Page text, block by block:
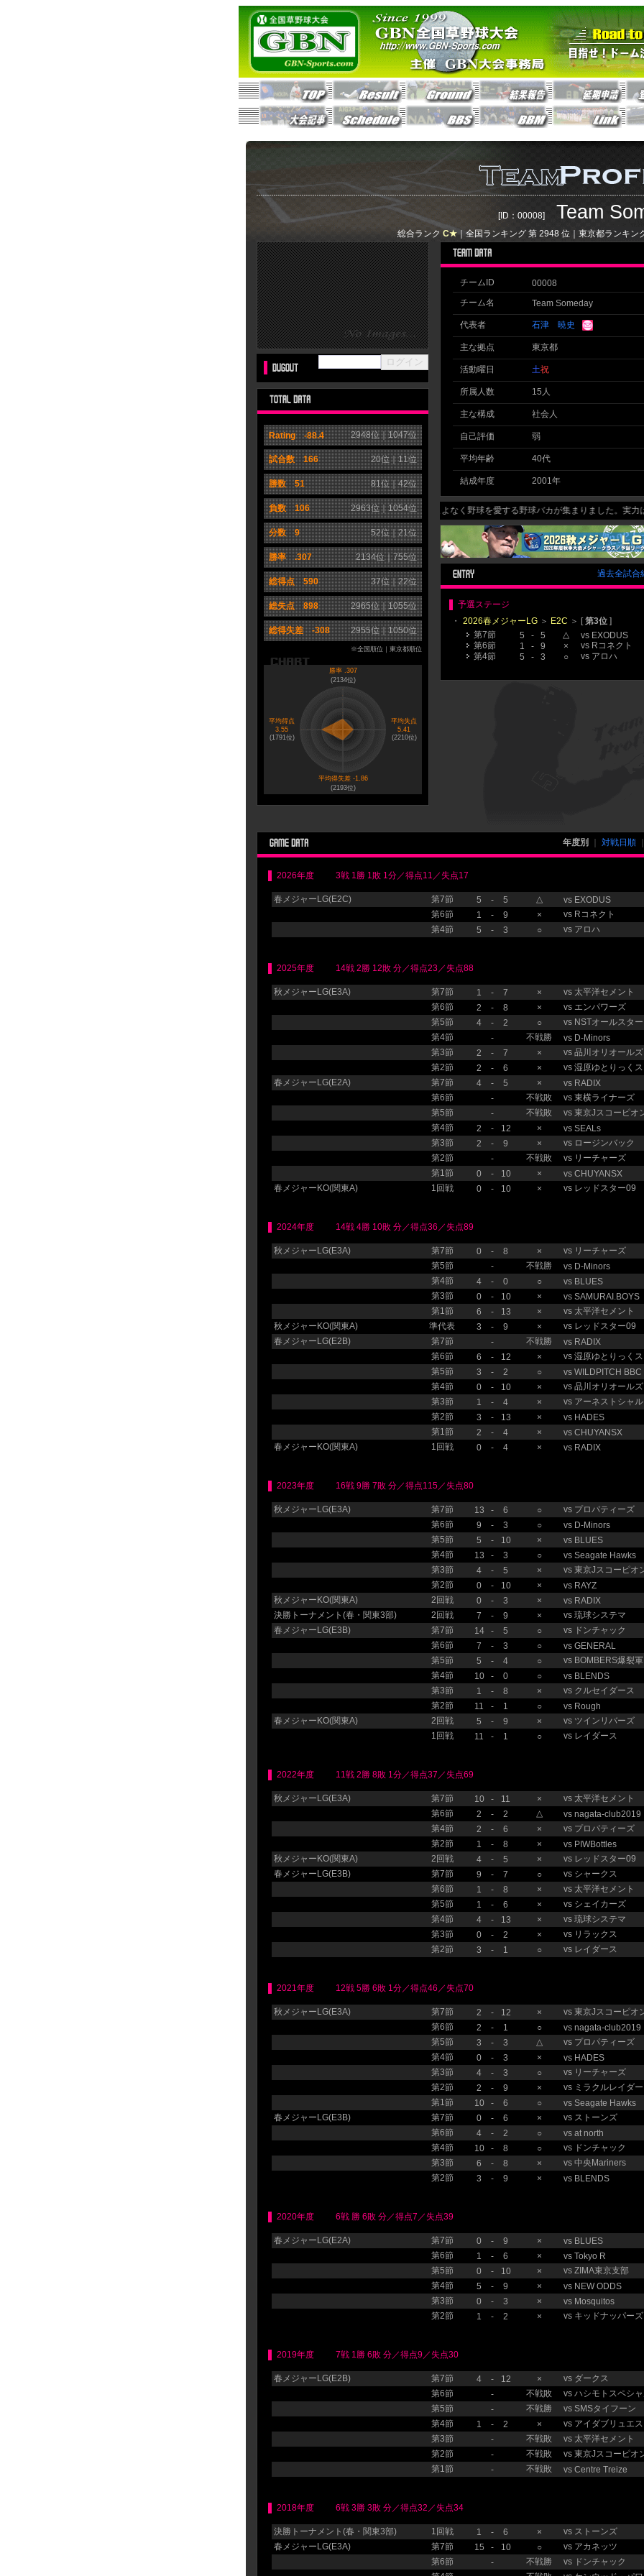
[ID：00008] Team
総合ランク C★｜全国ランキング 第 2948 位｜東京都ランキン
Rating -88.4 2948位｜1047位
試合数 166 20位｜11位
勝数 51 81位｜42位
負数 106 2963位｜1054位
分数 9 52位｜21位
勝率 .307 2134位｜755位
総得点 590 37位｜22位
総失点 898 2965位｜1055位
総得失差 -308 2955位｜1050位
※全国順位｜東京都順位
勝率 .307
(2134位)
平均得点
3.55
(1791位)
平均失点
5.41
(2210位)
平均得失差 -1.86
(2193位)
チームID 00008
チーム名 Team Someday
代表者 石津 暁史
主な拠点 東京都
活動曜日 土祝
所属人数 15人
主な構成 社会人
自己評価 弱
平均年齢 40代
結成年度 2001年
こよなく野球を愛する野球バカが集まりました。実力はさておき
過去全試合
予選ステージ
・
2026春メジャーLG＞ E2C ＞ [第3位]
第7節
5 - 5 △ vs EXODUS
第6節
1 - 9 × vs Rコネクト
第4節
5 - 3 ○ vs アロハ
年度別 ｜ 対戦日順
2026年度 3戦 1勝 1敗 1分／得点11／失点17
春メジャーLG(E2C) 第7節 5 - 5 △ vs EXODUS
第6節
1 - 9 × vs Rコネクト
第4節
5 - 3 ○ vs アロハ
2025年度 14戦 2勝 12敗 分／得点23／失点88
秋メジャーLG(E3A) 第7節 1 - 7 × vs 太平洋セメント
第6節
2 - 8 × vs エンパワーズ
第5節
4 - 2 ○ vs NSTオールスタ
第4節
- 不戦勝 vs D-Minors
第3節
2 - 7 × vs 品川オリオールズ
第2節
2 - 6 × vs 湿原ゆとりっく
春メジャーLG(E2A)
第7節 4 - 5 × vs RADIX
第6節
- 不戦敗 vs 東横ライナーズ
第5節
- 不戦敗 vs 東京Jスコーピオ
第4節
2 - 12 × vs SEALs
第3節
2 - 9 × vs ロージンバック
第2節
- 不戦敗 vs リーチャーズ
第1節
0 - 10 × vs CHUYANSX
春メジャーKO(関東A)
1回戦 0 - 10 × vs レッドスター09
2024年度 14戦 4勝 10敗 分／得点36／失点89
秋メジャーLG(E3A) 第7節 0 - 8 × vs リーチャーズ
第5節
- 不戦勝 vs D-Minors
第4節
4 - 0 ○ vs BLUES
第3節
0 - 10 × vs SAMURAI.BOYS
第1節
6 - 13 × vs 太平洋セメント
秋メジャーKO(関東A)
準代表 3 - 9 × vs レッドスター09
春メジャーLG(E2B)
第7節 - 不戦勝 vs RADIX
第6節
6 - 12 × vs 湿原ゆとりっく
第5節
3 - 2 ○ vs WILDPITCH BBC
第4節
0 - 10 × vs 品川オリオールズ
第3節
1 - 4 × vs アーネストシャ
第2節
3 - 13 × vs HADES
第1節
2 - 4 × vs CHUYANSX
春メジャーKO(関東A)
1回戦 0 - 4 × vs RADIX
2023年度 16戦 9勝 7敗 分／得点115／失点80
秋メジャーLG(E3A) 第7節 13 - 6 ○ vs プロパティーズ
第6節
9 - 3 ○ vs D-Minors
第5節
5 - 10 × vs BLUES
第4節
13 - 3 ○ vs Seagate Hawks
第3節
4 - 5 × vs 東京Jスコーピオ
第2節
0 - 10 × vs RAYZ
秋メジャーKO(関東A)
2回戦 0 - 3 × vs RADIX
決勝トーナメント(春・関東3部)
2回戦 7 - 9 × vs 琉球システマ
春メジャーLG(E3B)
第7節 14 - 5 ○ vs ドンチャック
第6節
7 - 3 ○ vs GENERAL
第5節
5 - 4 ○ vs BOMBERS爆裂
第4節
10 - 0 ○ vs BLENDS
第3節
1 - 8 × vs クルセイダース
第2節
11 - 1 ○ vs Rough
春メジャーKO(関東A)
2回戦 5 - 9 × vs ツインリバーズ
1回戦
11 - 1 ○ vs レイダース
2022年度 11戦 2勝 8敗 1分／得点37／失点69
秋メジャーLG(E3A) 第7節 10 - 11 × vs 太平洋セメント
第6節
2 - 2 △ vs nagata-club2019
第4節
2 - 6 × vs プロパティーズ
第2節
1 - 8 × vs PIWBottles
秋メジャーKO(関東A)
2回戦 4 - 5 × vs レッドスター09
春メジャーLG(E3B)
第7節 9 - 7 ○ vs シャークス
第6節
1 - 8 × vs 太平洋セメント
第5節
1 - 6 × vs シェイカーズ
第4節
4 - 13 × vs 琉球システマ
第3節
0 - 2 × vs リラックス
第2節
3 - 1 ○ vs レイダース
2021年度 12戦 5勝 6敗 1分／得点46／失点70
秋メジャーLG(E3A) 第7節 2 - 12 × vs 東京Jスコーピオ
第6節
2 - 1 ○ vs nagata-club2019
第5節
3 - 3 △ vs プロパティーズ
第4節
0 - 3 × vs HADES
第3節
4 - 3 ○ vs リーチャーズ
第2節
2 - 9 × vs ミラクルレイダ
第1節
10 - 6 ○ vs Seagate Hawks
春メジャーLG(E3B)
第7節 0 - 6 × vs ストーンズ
第6節
4 - 2 ○ vs at north
第4節
10 - 8 ○ vs ドンチャック
第3節
6 - 8 × vs 中央Mariners
第2節
3 - 9 × vs BLENDS
2020年度 6戦 勝 6敗 分／得点7／失点39
春メジャーLG(E2A) 第7節 0 - 9 × vs BLUES
第6節
1 - 6 × vs Tokyo R
第5節
0 - 10 × vs ZIMA東京支部
第4節
5 - 9 × vs NEW ODDS
第3節
0 - 3 × vs Mosquitos
第2節
1 - 2 × vs キッドナッパーズ
2019年度 7戦 1勝 6敗 分／得点9／失点30
春メジャーLG(E2B) 第7節 4 - 12 × vs ダークス
第6節
- 不戦敗 vs ハシモトスペシ
第5節
- 不戦勝 vs SMSタイフーン
第4節
1 - 2 × vs アイダブリュエス
第3節
- 不戦敗 vs 太平洋セメント
第2節
- 不戦敗 vs 東京Jスコーピオ
第1節
- 不戦敗 vs Centre Treize
2018年度 6戦 3勝 3敗 分／得点32／失点34
決勝トーナメント(春・関東3部) 1回戦 1 - 6 × vs ストーンズ
春メジャーLG(E3A)
第7節 15 - 10 ○ vs アカネッツ
第6節
- 不戦勝 vs ドンチャック